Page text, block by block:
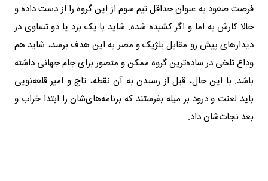
فرصت صعود به عنوان حداقل تیم سوم از این گروه را از دست داده و
حالا کارش به اما و اگر کشیده شده. شاید با یک برد یا دو تساوی در
دیدارهای پیش رو مقابل بلژیک و مصر به این هدف برسد، شاید هم
وداع تلخی در ساده‌ترین گروه ممکن و متصور برای جام جهانی داشته
باشد. با این حال، قبل از رسیدن به آن نقطه، تاج و امیر قلعه‌نویی
باید لعنت و درود بر میله بفرستند که برنامه‌های‌شان را ابتدا خراب و
بعد نجات‌شان داد.